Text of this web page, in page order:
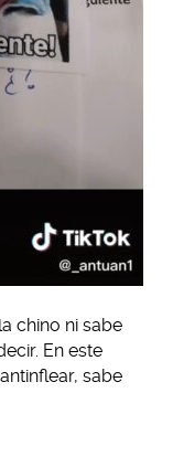
chino ni sabe
En este
sabe